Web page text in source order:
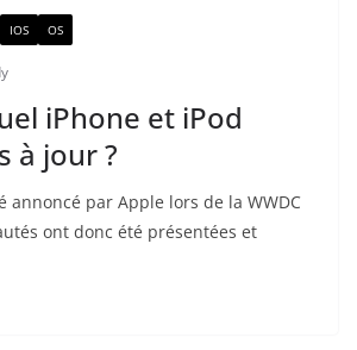
IOS OS
iPhone et iPod
à jour ?
annoncé par Apple lors de la WWDC
ont donc été présentées et